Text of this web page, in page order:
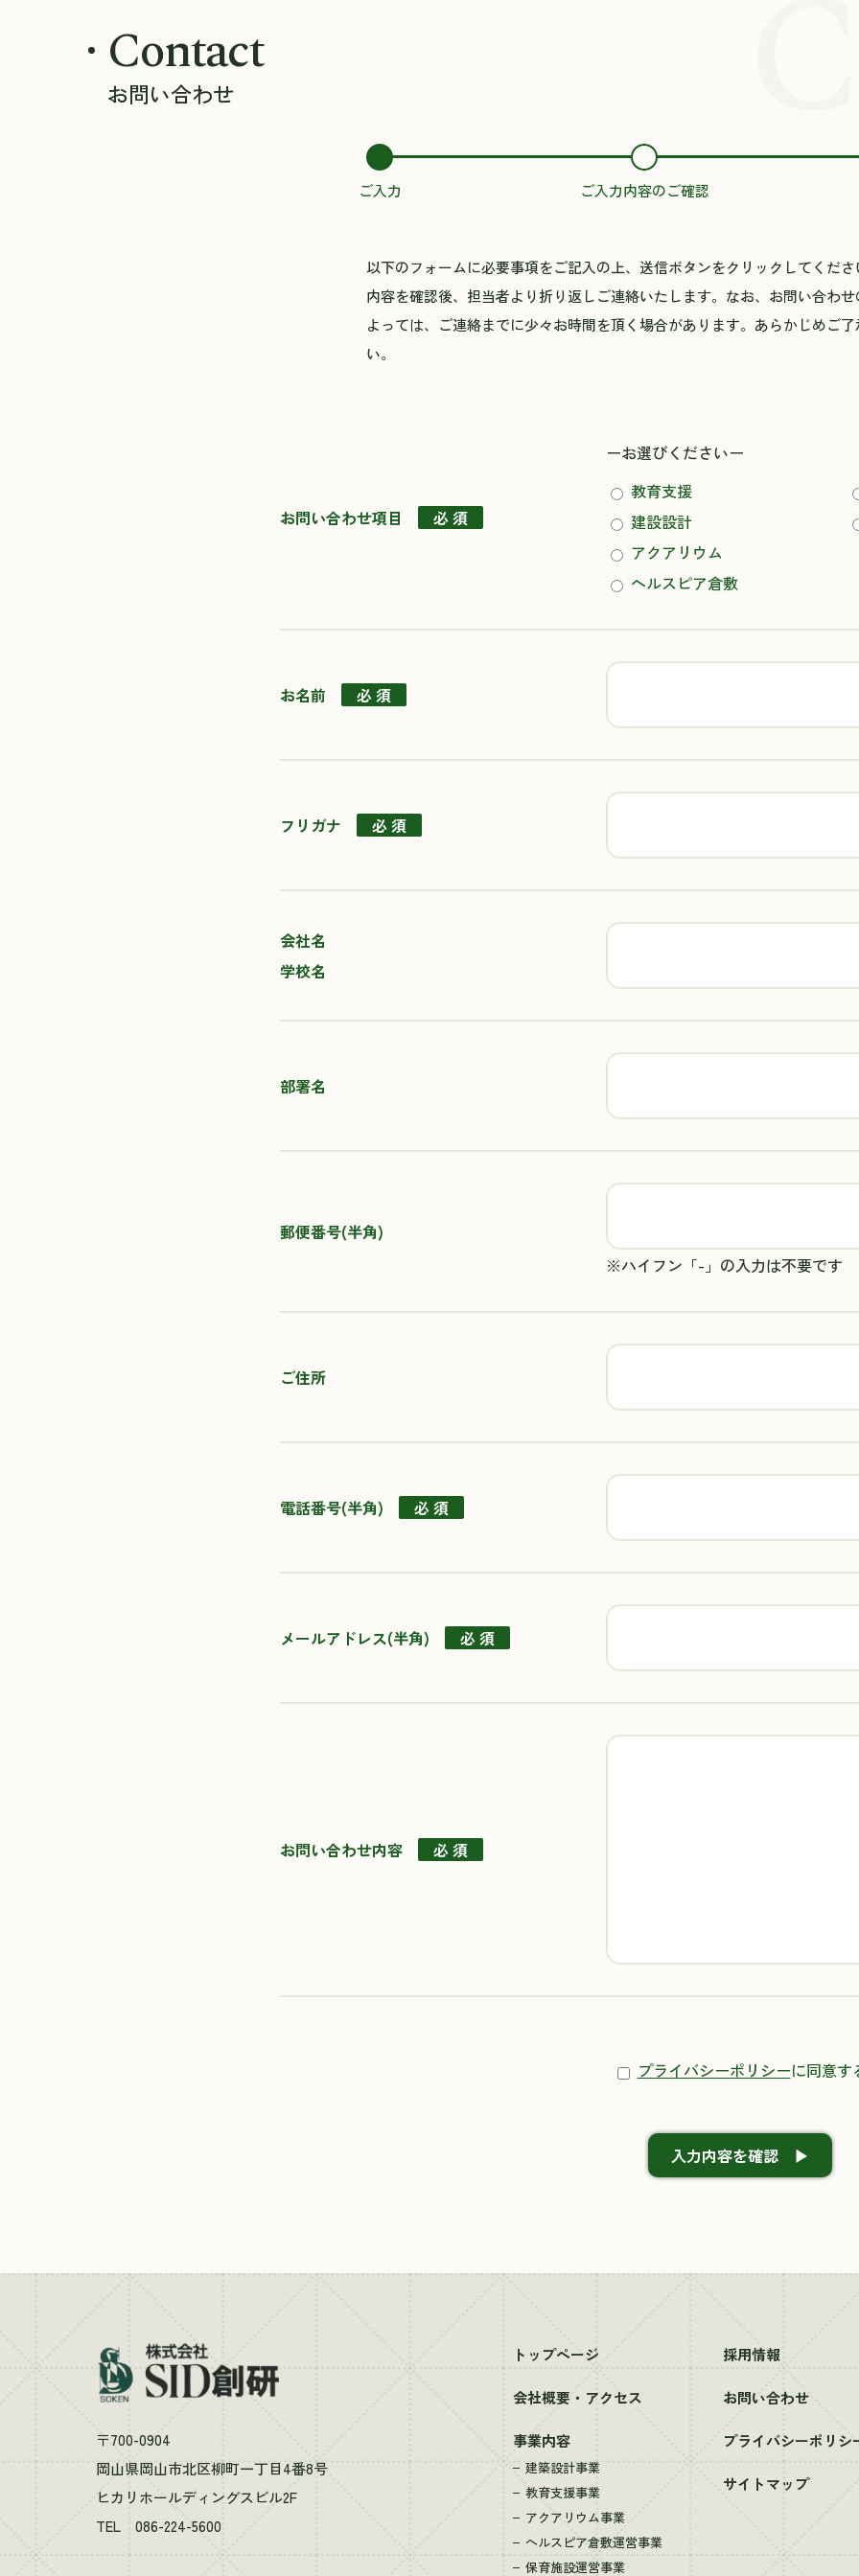
Contact
お問い合わせ
ご入力 ご入力内容のご確認
以下のフォームに必要事項をご記入の上、送信ボタンをクリックしてくださ
内容を確認後、担当者より折り返しご連絡いたします。なお、お問い合わ
よっては、ご連絡までに少々お時間を頂く場合があります。あらかじめご
い。
お問い合わせ項目 必 須
ーお選びくださいー
教育支援
建設設計
アクアリウム
ヘルスピア倉敷
お名前 必 須
フリガナ 必 須
会社名
学校名
部署名
郵便番号(半角)
※ハイフン「-」の入力は不要です
ご住所
電話番号(半角) 必 須
メールアドレス(半角) 必 須
お問い合わせ内容 必 須
プライバシーポリシーに同意す
入力内容を確認 ▶
〒700-0904
岡山県岡山市北区柳町一丁目4番8号
ヒカリホールディングスビル2F
TEL 086-224-5600
トップページ
会社概要・アクセス
事業内容
建築設計事業
教育支援事業
アクアリウム事業
ヘルスピア倉敷運営事業
保育施設運営事業
採用情報
お問い合わせ
プライバシーポリシ
サイトマップ